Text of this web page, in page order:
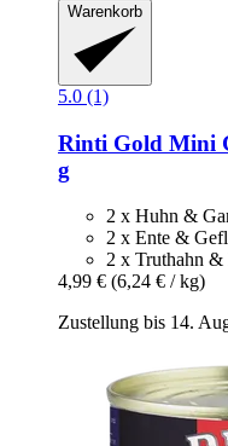
Warenkorb
5.0 (1)
Rinti Gold Mini
g
2 x Huhn &
2 x Ente &
2 x Truthahn &
4,99 € (6,24 € / kg)
Zustellung bis 14.